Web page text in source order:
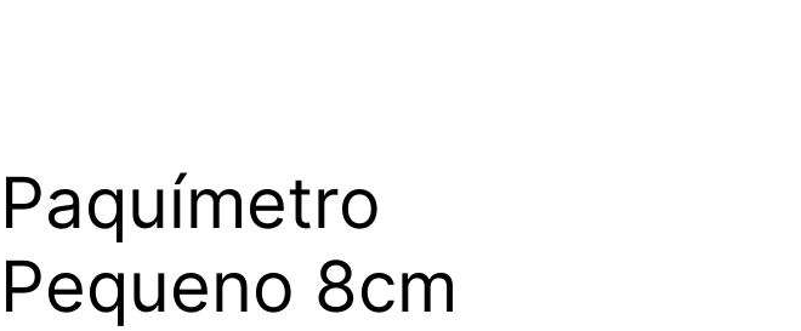
Paquímetro
Pequeno 8cm